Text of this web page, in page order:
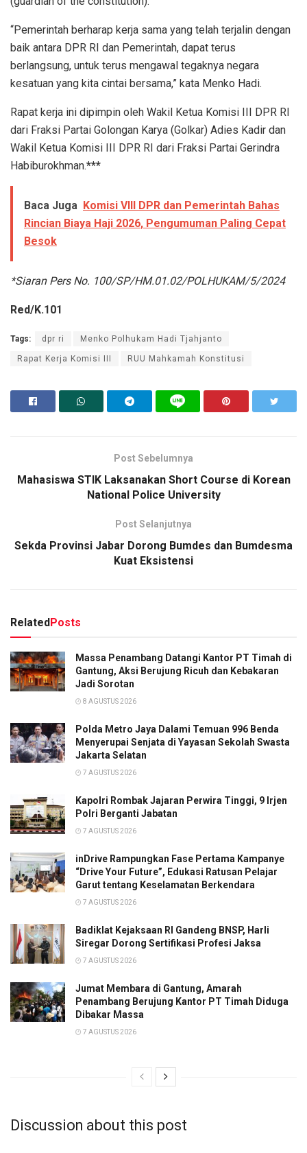
“Pemerintah berharap kerja sama yang telah terjalin dengan
baik antara DPR RI dan Pemerintah, dapat terus
berlangsung, untuk terus mengawal tegaknya negara
kesatuan yang kita cintai bersama,” kata Menko Hadi.
Rapat kerja ini dipimpin oleh Wakil Ketua Komisi III DPR RI
dari Fraksi Partai Golongan Karya (Golkar) Adies Kadir dan
Wakil Ketua Komisi III DPR RI dari Fraksi Partai Gerindra
Habiburokhman.***
Baca Juga Komisi VIII DPR dan Pemerintah Bahas
Rincian Biaya Haji 2026, Pengumuman Paling Cepat
Besok
*Siaran Pers No. 100/SP/HM.01.02/POLHUKAM/5/2024
Red/K.101
Tags: dpr ri Menko Polhukam Hadi Tjahjanto
Rapat Kerja Komisi III RUU Mahkamah Konstitusi
Post Sebelumnya
Mahasiswa STIK Laksanakan Short Course di Korean
National Police University
Post Selanjutnya
Sekda Provinsi Jabar Dorong Bumdes dan Bumdesma
Kuat Eksistensi
Related Posts
Massa Penambang Datangi Kantor PT Timah di
Gantung, Aksi Berujung Ricuh dan Kebakaran
Jadi Sorotan
8 AGUSTUS 2026
Polda Metro Jaya Dalami Temuan 996 Benda
Menyerupai Senjata di Yayasan Sekolah Swasta
Jakarta Selatan
7 AGUSTUS 2026
Kapolri Rombak Jajaran Perwira Tinggi, 9 Irjen
Polri Berganti Jabatan
7 AGUSTUS 2026
inDrive Rampungkan Fase Pertama Kampanye
“Drive Your Future”, Edukasi Ratusan Pelajar
Garut tentang Keselamatan Berkendara
7 AGUSTUS 2026
Badiklat Kejaksaan RI Gandeng BNSP, Harli
Siregar Dorong Sertifikasi Profesi Jaksa
7 AGUSTUS 2026
Jumat Membara di Gantung, Amarah
Penambang Berujung Kantor PT Timah Diduga
Dibakar Massa
7 AGUSTUS 2026
Discussion about this post